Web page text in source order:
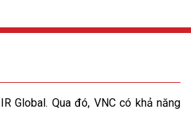
Global. Qua đó, VNC có khả năng